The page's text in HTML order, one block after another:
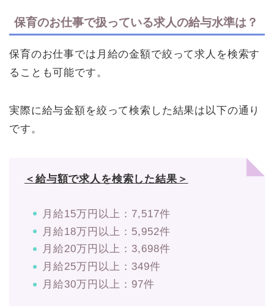
保育のお仕事で扱っている求人の給与水準は？
保育のお仕事では月給の金額で絞って求人を検索す
ることも可能です。
実際に給与金額を絞って検索した結果は以下の通り
です。
＜給与額で求人を検索した結果＞
月給15万円以上：7,517件
月給18万円以上：5,952件
月給20万円以上：3,698件
月給25万円以上：349件
月給30万円以上：97件